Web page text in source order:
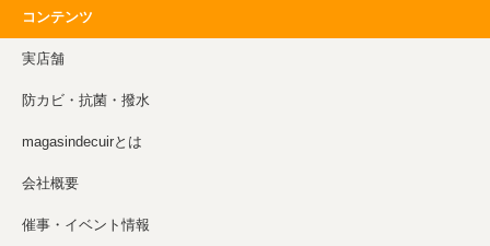
コンテンツ
実店舗
防カビ・抗菌・撥水
magasindecuirとは
会社概要
催事・イベント情報